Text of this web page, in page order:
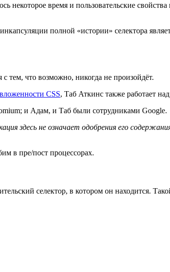
некоторое время и пользовательские свойства
полной «истории» селектора
тем, что возможно, никогда не произойдёт.
CSS, Таб Аткинс также работает
и Адам, и Таб были сотрудниками Google.
здесь не означает одобрения его
в пре/пост процессорах.
селектор, в котором он находится.